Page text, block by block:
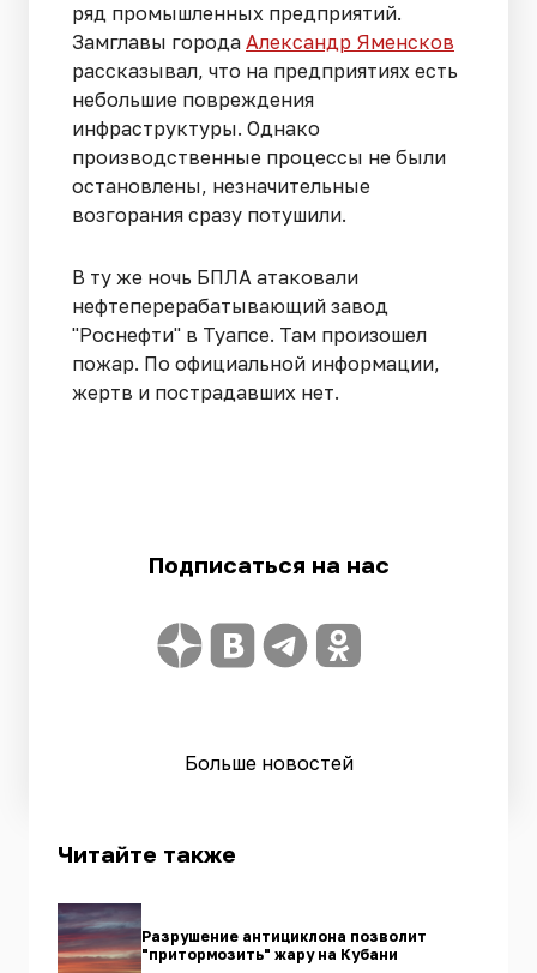
ряд промышленных предприятий.
Замглавы города Александр Яменсков
рассказывал, что на предприятиях есть
небольшие повреждения
инфраструктуры. Однако
производственные процессы не были
остановлены, незначительные
возгорания сразу потушили.
В ту же ночь БПЛА атаковали
нефтеперерабатывающий завод
"Роснефти" в Туапсе. Там произошел
пожар. По официальной информации,
жертв и пострадавших нет.
Подписаться на нас
Больше новостей
Читайте также
Разрушение антициклона позволит
"притормозить" жару на Кубани